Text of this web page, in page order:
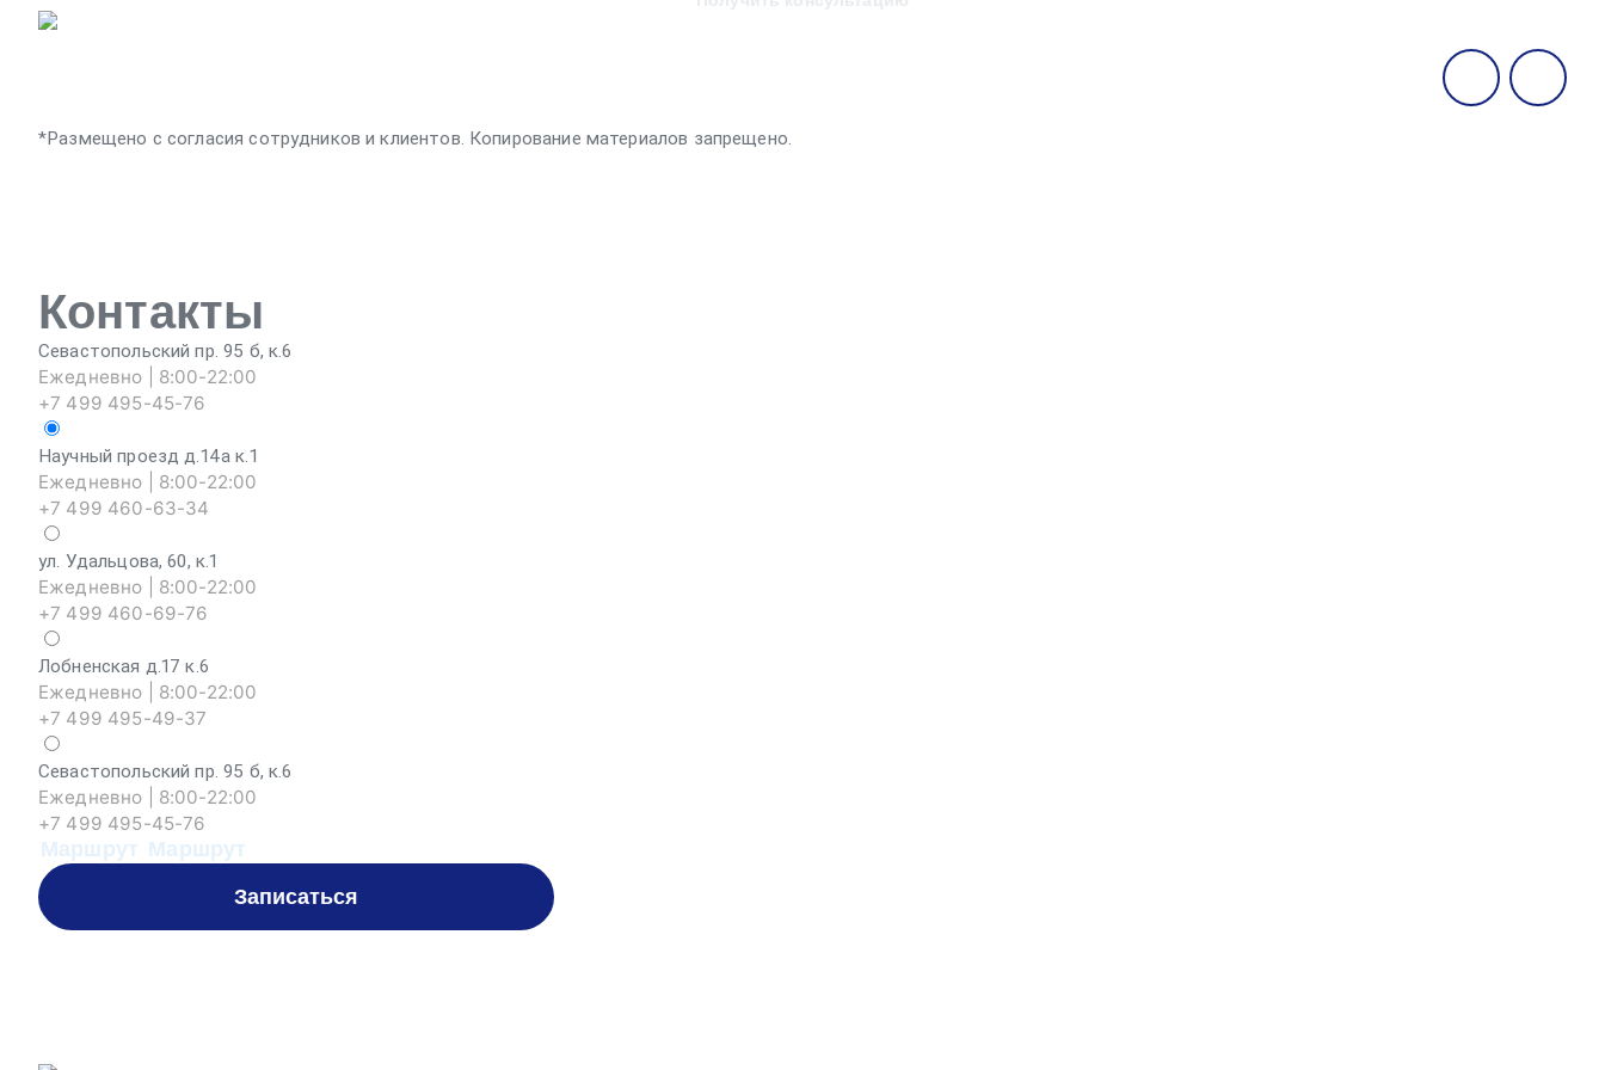
*Размещено с согласия сотрудников и клиентов. Копирование материалов запрещено.
Контакты
Севастопольский пр. 95 б, к.6
Ежедневно | 8:00-22:00
+7 499 495-45-76
Научный проезд д.14а к.1
Ежедневно | 8:00-22:00
+7 499 460-63-34
ул. Удальцова, 60, к.1
Ежедневно | 8:00-22:00
+7 499 460-69-76
Лобненская д.17 к.6
Ежедневно | 8:00-22:00
+7 499 495-49-37
Севастопольский пр. 95 б, к.6
Ежедневно | 8:00-22:00
+7 499 495-45-76
Маршрут Маршрут
Записаться